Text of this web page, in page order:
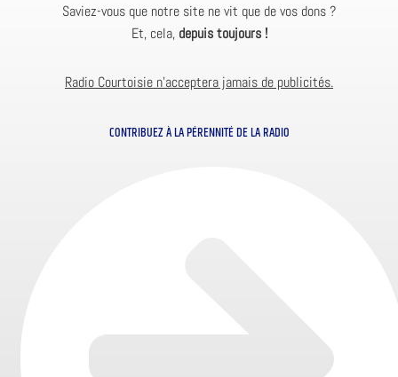
Saviez-vous que notre site ne vit que de vos dons ?
Et, cela, depuis toujours !
Radio Courtoisie n’acceptera jamais de publicités.
CONTRIBUEZ À LA PÉRENNITÉ DE LA RADIO